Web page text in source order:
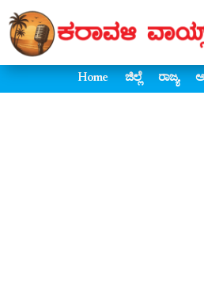
Home ಜಿಲ್ಲೆ ರಾಜ್ಯ